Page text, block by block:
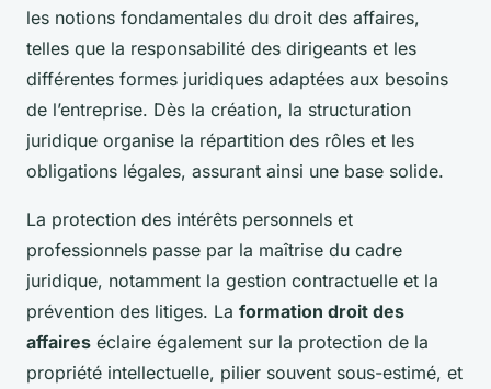
les notions fondamentales du droit des affaires,
telles que la responsabilité des dirigeants et les
différentes formes juridiques adaptées aux besoins
de l’entreprise. Dès la création, la structuration
juridique organise la répartition des rôles et les
obligations légales, assurant ainsi une base solide.
La protection des intérêts personnels et
professionnels passe par la maîtrise du cadre
juridique, notamment la gestion contractuelle et la
prévention des litiges. La formation droit des
affaires éclaire également sur la protection de la
propriété intellectuelle, pilier souvent sous-estimé, et